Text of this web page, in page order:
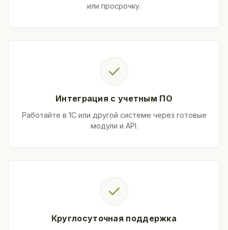
или просрочку.
✓
Интеграция с учетным ПО
Работайте в 1С или другой системе через готовые
модули и API.
✓
Круглосуточная поддержка